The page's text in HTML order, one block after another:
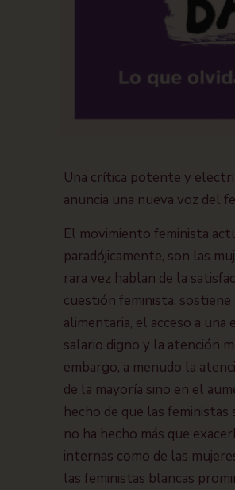
Una crítica potente y
anuncia una nueva voz del
El movimiento feminista
paradójicamente, son las
rara vez hablan de la
cuestión feminista,
alimentaria, el acceso a una
salario digno y la atención
embargo, a menudo la
de la mayoría sino en el
hecho de que las
no ha hecho más que
internas como de las
las feministas blancas